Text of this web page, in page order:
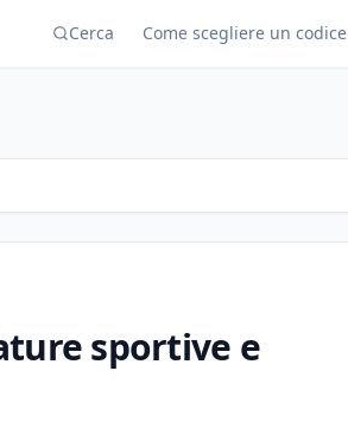
Cerca Come scegliere un codice
sportive e